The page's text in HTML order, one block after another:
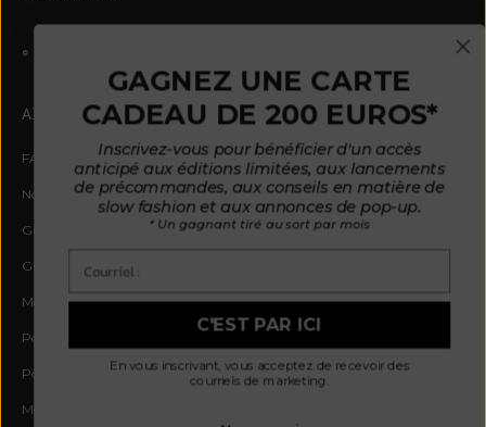
© 2026 - L'ENVERS
AIDE
FAQ
Nous contacter
Guide des tailles
Guide d'entretien
Mode de paiement par mensualités
Politique d'avis
Politique de confidentialité
Modalités et conditions
À PROPOS DE L'ENVERS
À propos de nous
Notre philosophie
Nos matières
Actualités
GAGNEZ UNE CARTE
CADEAU DE 200 EUROS*
Inscrivez-vous pour bénéficier d'un accès
anticipé aux éditions limitées, aux lancements
de précommandes, aux conseils en matière de
slow fashion et aux annonces de pop-up.
* Un gagnant tiré au sort par mois
C'EST PAR ICI
En vous inscrivant, vous acceptez de recevoir des
courriels de marketing.